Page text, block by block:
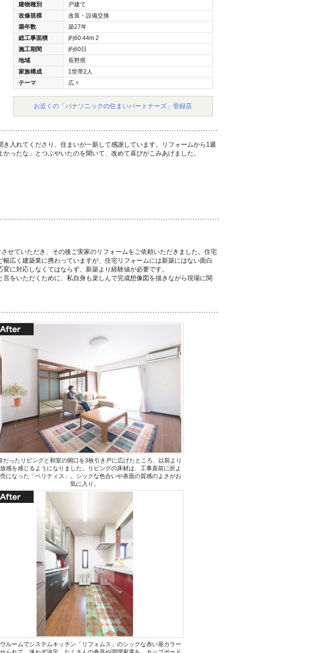
建物種別
戸建て
改修規模
改装・設備交換
築年数
築27年
総工事面積
約60.44m 2
施工期間
約60日
地域
長野県
家族構成
1世帯2人
テーマ
広々
お近くの「パナソニックの住まいパートナーズ」登録店
入れてくださり、住まいが一新して感謝しています。リフォームから1週
ったな」とつぶやいたのを聞いて、改めて喜びがこみあげました。
せていただき、その後ご実家のリフォームをご依頼いただきました。住宅
広く建築業に携わっていますが、住宅リフォームには新築にはない面白
に対応しなくてはならず、新築より経験値が必要です。
をいただくために、私自身も楽しんで完成想像図を描きながら現場に関
だったリビングと和室の開口を3枚引き戸に広げたところ、以前より
感を感じるようになりました。リビングの床材は、工事直前に折よ
売になった「ベリティス」。シックな色合いや表面の質感のよさがお
気に入り。
ルームでシステムキッチン「リフォムス」のシックな赤い扉カラー